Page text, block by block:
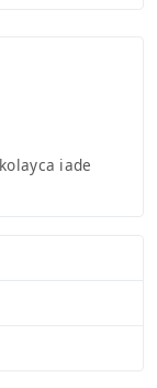
iade